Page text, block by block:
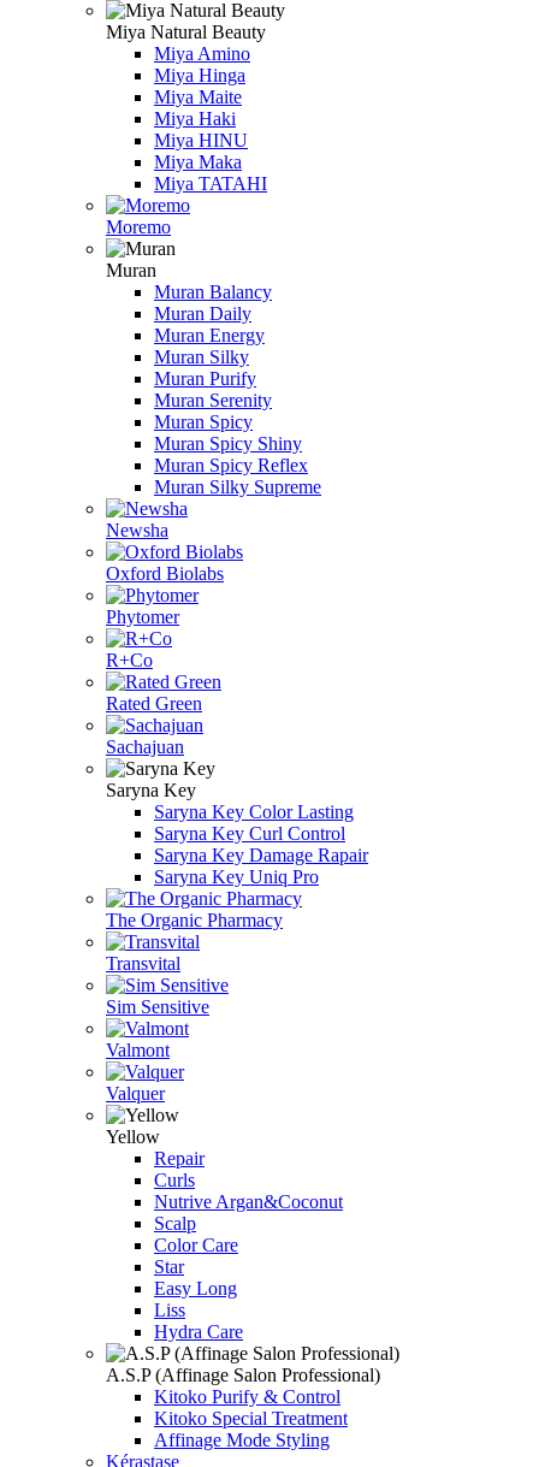
Miya Natural Beauty
Miya Amino
Miya Hinga
Miya Maite
Miya Haki
Miya HINU
Miya Maka
Miya TATAHI
Moremo
Muran
Muran Balancy
Muran Daily
Muran Energy
Muran Silky
Muran Purify
Muran Serenity
Muran Spicy
Muran Spicy Shiny
Muran Spicy Reflex
Muran Silky Supreme
Newsha
Oxford Biolabs
Phytomer
R+Co
Rated Green
Sachajuan
Saryna Key
Saryna Key Color Lasting
Saryna Key Curl Control
Saryna Key Damage Rapair
Saryna Key Uniq Pro
The Organic Pharmacy
Transvital
Sim Sensitive
Valmont
Valquer
Yellow
Repair
Curls
Nutrive Argan&Coconut
Scalp
Color Care
Star
Easy Long
Liss
Hydra Care
A.S.P (Affinage Salon Professional)
Kitoko Purify & Control
Kitoko Special Treatment
Affinage Mode Styling
Kérastase